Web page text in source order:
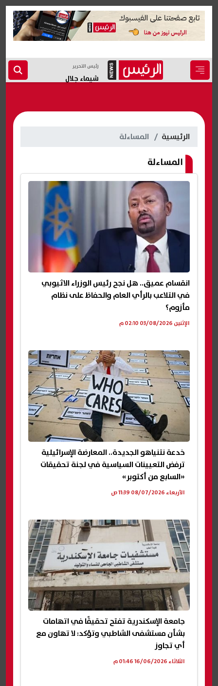
رئيس التحرير
شيماء جلال
الرئيسية المساءلة
المساءلة
انقسام عميق.. هل نجح رئيس الوزراء الاثيوبي
في التلاعب بالرأي العام والحفاظ على نظام
مأزوم؟
الإثنين 03/08/2026 02:10 م
خدعة نتنياهو الجديدة.. المعارضة الإسرائيلية
ترفض التعيينات السياسية في لجنة تحقيقات
«السابع من أكتوبر»
الأربعاء 08/07/2026 11:39 ص
جامعة الإسكندرية تفتح تحقيقًا في اتهامات
بشأن مستشفى الشاطبي وتؤكد: لا تهاون مع
أي تجاوز
الثلاثاء 16/06/2026 01:46 م